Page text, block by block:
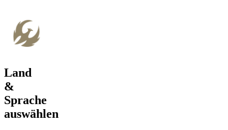
Land
&
Sprache
auswählen